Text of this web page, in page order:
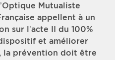
Mutualiste
appellent à un
sur l’acte II du 100%
et améliorer
la prévention doit être